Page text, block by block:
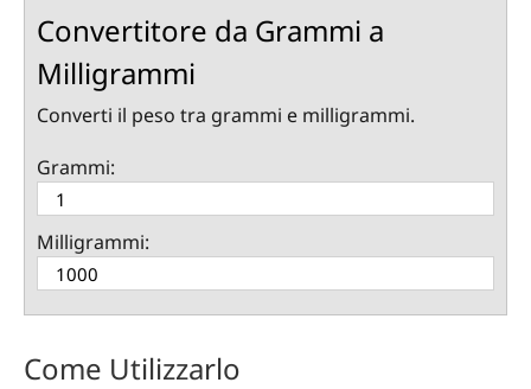
Convertitore da Grammi a
Milligrammi
Converti il peso tra grammi e milligrammi.
Grammi:
Milligrammi:
Come Utilizzarlo